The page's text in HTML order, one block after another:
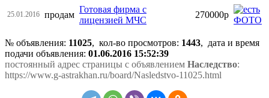
25.01.2016 продам
Готовая фирма с
лицензией МЧС
270000р
№ объявления: 11025, кол-во просмотров: 1443, дата и время
подачи объявления: 01.06.2016 15:52:39
постоянный адрес страницы с объявлением Наследство:
https://www.g-astrakhan.ru/board/Nasledstvo-11025.html